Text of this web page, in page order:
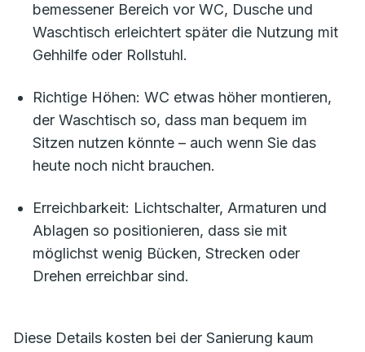
bemessener Bereich vor WC, Dusche und
Waschtisch erleichtert später die Nutzung mit
Gehhilfe oder Rollstuhl.
Richtige Höhen: WC etwas höher montieren,
der Waschtisch so, dass man bequem im
Sitzen nutzen könnte – auch wenn Sie das
heute noch nicht brauchen.
Erreichbarkeit: Lichtschalter, Armaturen und
Ablagen so positionieren, dass sie mit
möglichst wenig Bücken, Strecken oder
Drehen erreichbar sind.
Diese Details kosten bei der Sanierung kaum